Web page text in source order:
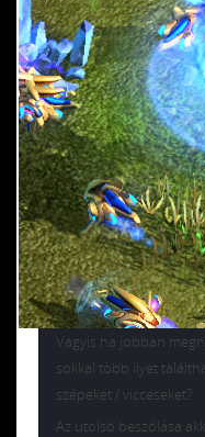
Vagyis ha jobban
sokkal több ilyet
szépeket / vicceseket?
Az utolsó beszólása